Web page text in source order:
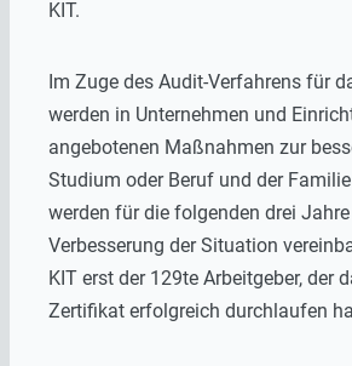
KIT.
Im Zuge des Audit-Verfahrens für
werden in Unternehmen und
angebotenen Maßnahmen zur
Studium oder Beruf und der
werden für die folgenden drei
Verbesserung der Situation
KIT erst der 129te Arbeitgeber, der
Zertifikat erfolgreich durchlaufen